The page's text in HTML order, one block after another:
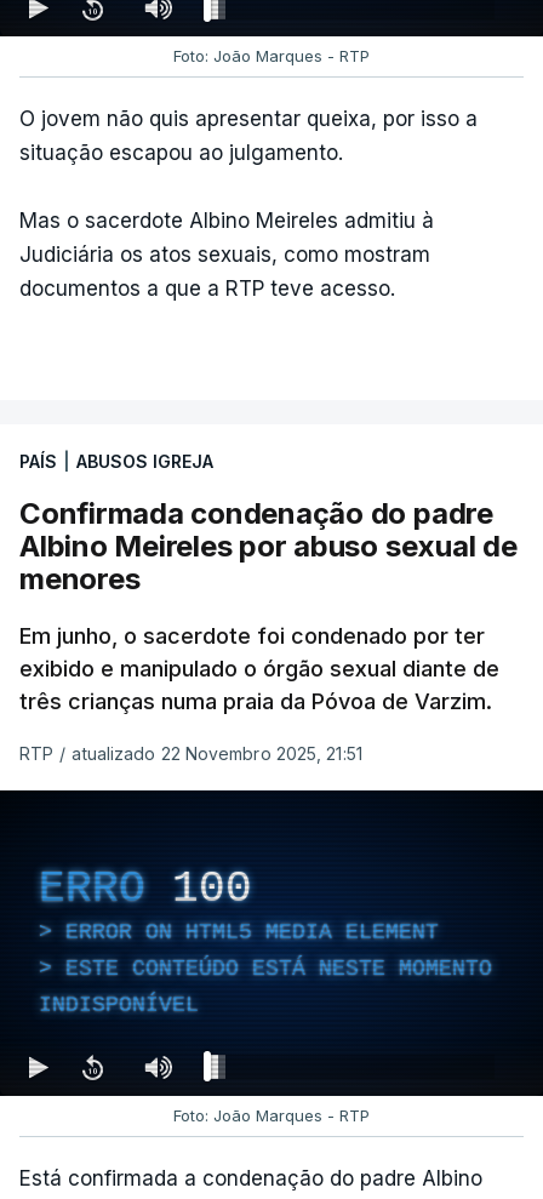
Foto: João Marques - RTP
O jovem não quis apresentar queixa, por isso a
situação escapou ao julgamento.
Mas o sacerdote Albino Meireles admitiu à
Judiciária os atos sexuais, como mostram
documentos a que a RTP teve acesso.
PAÍS ABUSOS IGREJA
Confirmada condenação do padre
Albino Meireles por abuso sexual de
menores
Em junho, o sacerdote foi condenado por ter
exibido e manipulado o órgão sexual diante de
três crianças numa praia da Póvoa de Varzim.
RTP / atualizado 22 Novembro 2025, 21:51
ERRO 100
ERROR ON HTML5 MEDIA ELEMENT
ESTE CONTEÚDO ESTÁ NESTE MOMENTO
INDISPONÍVEL
Foto: João Marques - RTP
Está confirmada a condenação do padre Albino